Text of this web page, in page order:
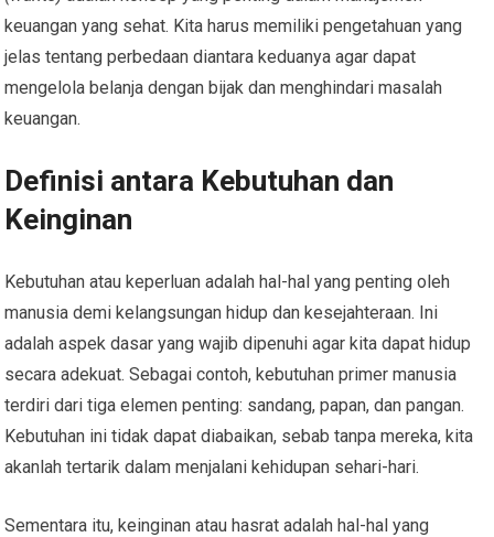
keuangan yang sehat. Kita harus memiliki pengetahuan yang
jelas tentang perbedaan diantara keduanya agar dapat
mengelola belanja dengan bijak dan menghindari masalah
keuangan.
Definisi antara Kebutuhan dan
Keinginan
Kebutuhan atau keperluan adalah hal-hal yang penting oleh
manusia demi kelangsungan hidup dan kesejahteraan. Ini
adalah aspek dasar yang wajib dipenuhi agar kita dapat hidup
secara adekuat. Sebagai contoh, kebutuhan primer manusia
terdiri dari tiga elemen penting: sandang, papan, dan pangan.
Kebutuhan ini tidak dapat diabaikan, sebab tanpa mereka, kita
akanlah tertarik dalam menjalani kehidupan sehari-hari.
Sementara itu, keinginan atau hasrat adalah hal-hal yang